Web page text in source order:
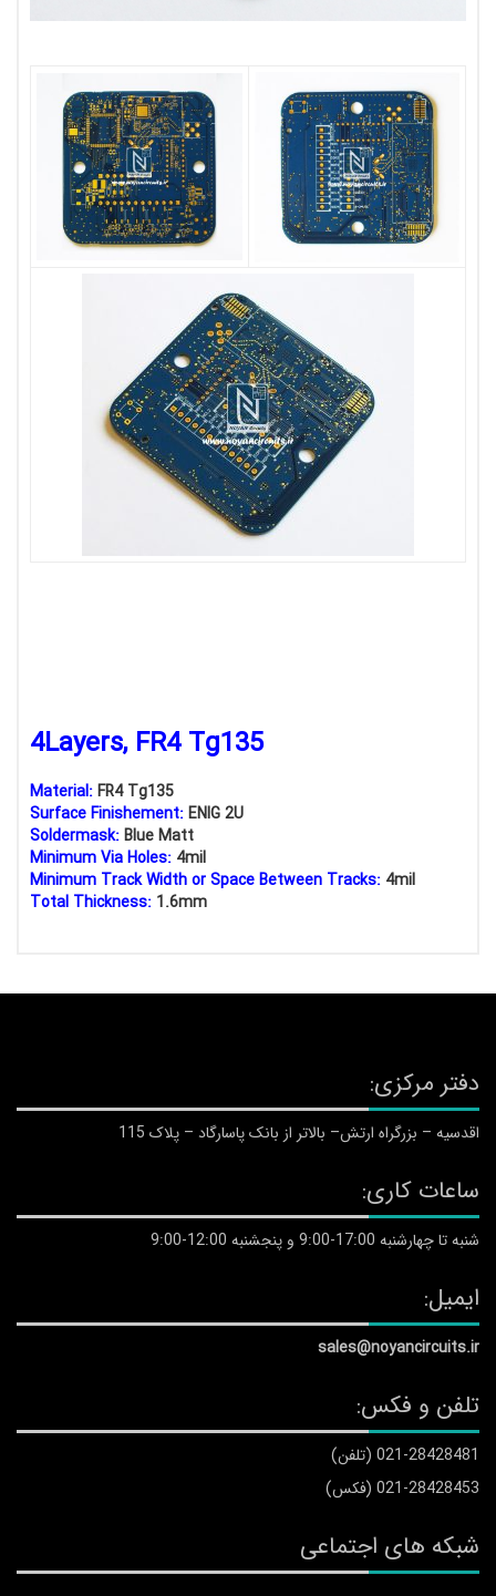
4Layers, FR4 Tg135
Material:FR4 Tg135
Surface Finishement:ENIG 2U
Soldermask:Blue Matt
Minimum Via Holes: 4mil
Minimum Track Width or Space Between Tracks: 4mil
Total Thickness: 1.6mm
دفتر مرکزی:
اقدسیه – بزرگراه ارتش– بالاتر از بانک پاسارگاد – پلاک 115
ساعات کاری:
شنبه تا چهارشنبه 17:00-9:00 و پنجشنبه 12:00-9:00
ایمیل:
sales@noyancircuits.ir
تلفن و فکس:
021-28428481 (تلفن)
021-28428453 (فکس)
شبکه های اجتماعی